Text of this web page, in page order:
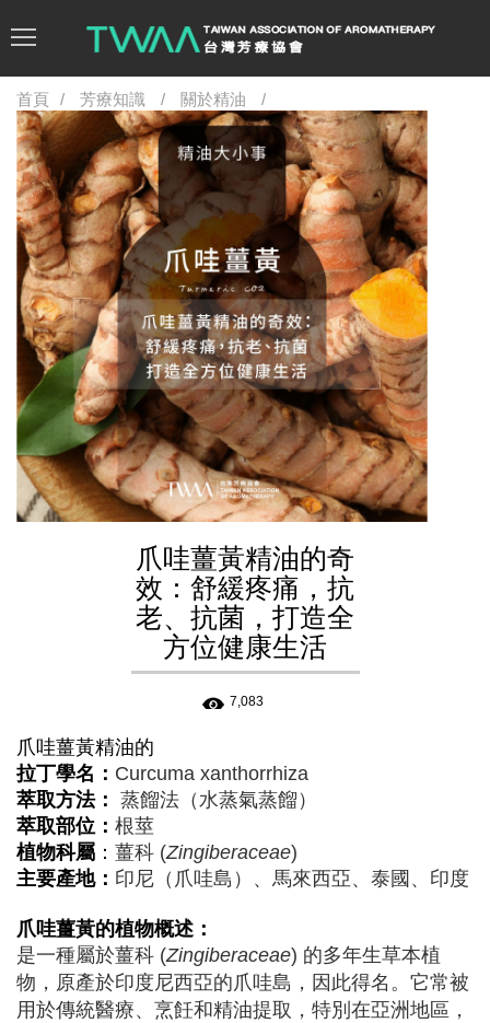
首頁 芳療知識 關於精油
爪哇薑黃精油的奇
效：舒緩疼痛，抗
老、抗菌，打造全
方位健康生活
7,083
爪哇薑黃精油的
拉丁學名： Curcuma xanthorrhiza
萃取方法： 蒸餾法（水蒸氣蒸餾）
萃取部位： 根莖
植物科屬 ： 薑科 (Zingiberaceae)
主要產地： 印尼（爪哇島）、馬來西亞、泰國、印度
爪哇薑黃的植物概述：
是一種屬於薑科 (Zingiberaceae) 的多年生草本植
物，原產於印度尼西亞的爪哇島，因此得名。它常被
用於傳統醫療、烹飪和精油提取，特別在亞洲地區，